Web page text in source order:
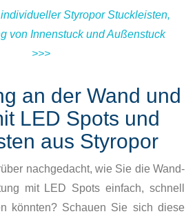
Styropor Stuckleisten,
von Innenstuck und Außenstuck
>>>
an der Wand und
LED Spots und
aus Styropor
nachgedacht, wie Sie die Wand-
mit LED Spots einfach, schnell
könnten? Schauen Sie sich diese